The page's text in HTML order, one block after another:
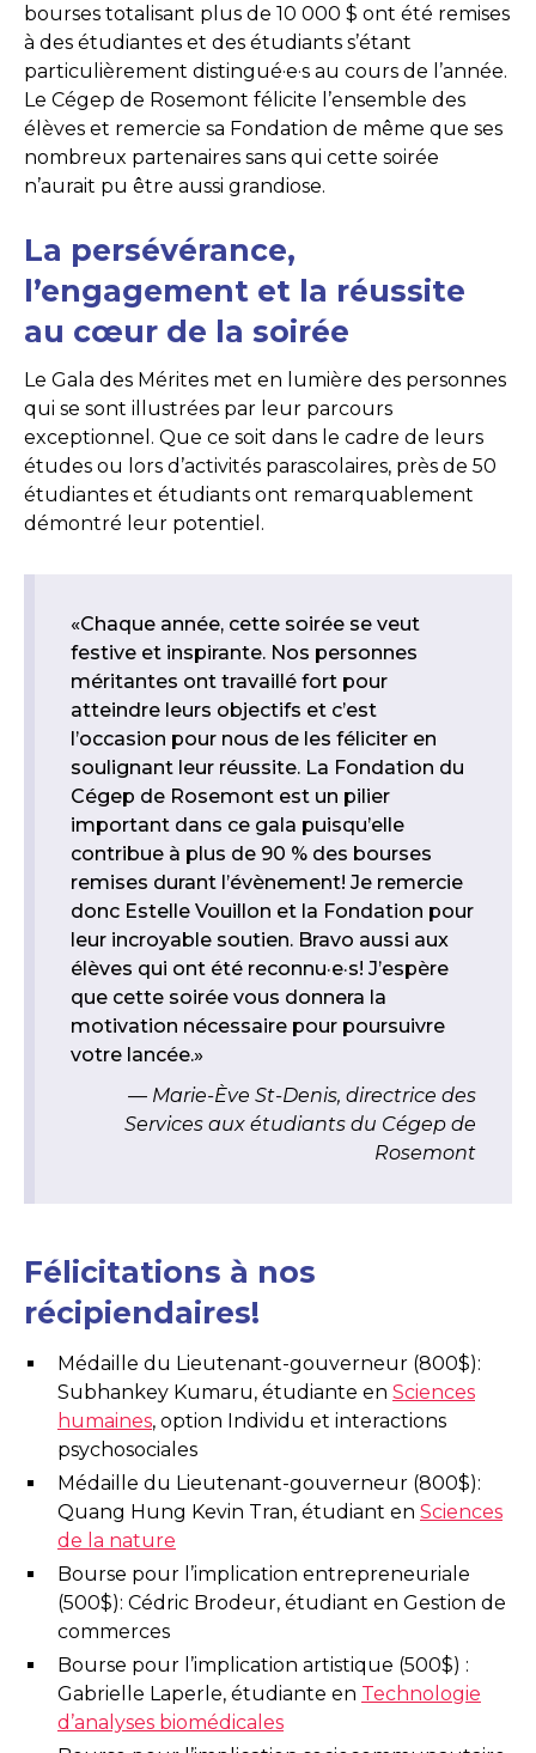
bourses totalisant plus de 10 000 $ ont été remises
à des étudiantes et des étudiants s’étant
particulièrement distingué·e·s au cours de l’année.
Le Cégep de Rosemont félicite l’ensemble des
élèves et remercie sa Fondation de même que ses
nombreux partenaires sans qui cette soirée
n’aurait pu être aussi grandiose.
La persévérance,
l’engagement et la réussite
au cœur de la soirée
Le Gala des Mérites met en lumière des personnes
qui se sont illustrées par leur parcours
exceptionnel. Que ce soit dans le cadre de leurs
études ou lors d’activités parascolaires, près de 50
étudiantes et étudiants ont remarquablement
démontré leur potentiel.
«Chaque année, cette soirée se veut
festive et inspirante. Nos personnes
méritantes ont travaillé fort pour
atteindre leurs objectifs et c’est
l’occasion pour nous de les féliciter en
soulignant leur réussite. La Fondation du
Cégep de Rosemont est un pilier
important dans ce gala puisqu’elle
contribue à plus de 90 % des bourses
remises durant l’évènement! Je remercie
donc Estelle Vouillon et la Fondation pour
leur incroyable soutien. Bravo aussi aux
élèves qui ont été reconnu·e·s! J’espère
que cette soirée vous donnera la
motivation nécessaire pour poursuivre
votre lancée.»
Marie-Ève St-Denis, directrice des
Services aux étudiants du Cégep de
Rosemont
Félicitations à nos
récipiendaires!
Médaille du Lieutenant-gouverneur (800$):
Subhankey Kumaru, étudiante en Sciences
humaines, option Individu et interactions
psychosociales
Médaille du Lieutenant-gouverneur (800$):
Quang Hung Kevin Tran, étudiant en Sciences
de la nature
Bourse pour l’implication entrepreneuriale
(500$): Cédric Brodeur, étudiant en Gestion de
commerces
Bourse pour l’implication artistique (500$) :
Gabrielle Laperle, étudiante en Technologie
d’analyses biomédicales